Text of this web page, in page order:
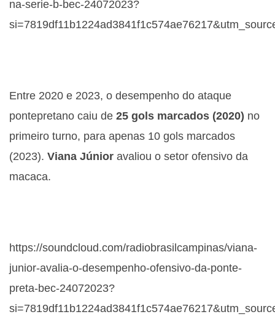
na-serie-b-bec-24072023?
Entre 2020 e 2023, o desempenho do ataque
pontepretano caiu de 25 gols marcados (2020) no
primeiro turno, para apenas 10 gols marcados
(2023). Viana Júnior avaliou o setor ofensivo da
macaca.
https://soundcloud.com/radiobrasilcampinas/viana-
junior-avalia-o-desempenho-ofensivo-da-ponte-
preta-bec-24072023?